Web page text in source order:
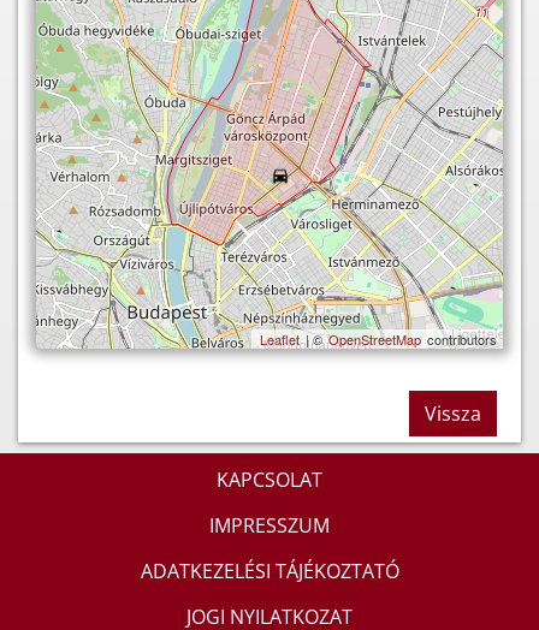
Leaflet| ©OpenStreetMap contributors
Vissza
KAPCSOLAT
IMPRESSZUM
ADATKEZELÉSI TÁJÉKOZTATÓ
JOGI NYILATKOZAT